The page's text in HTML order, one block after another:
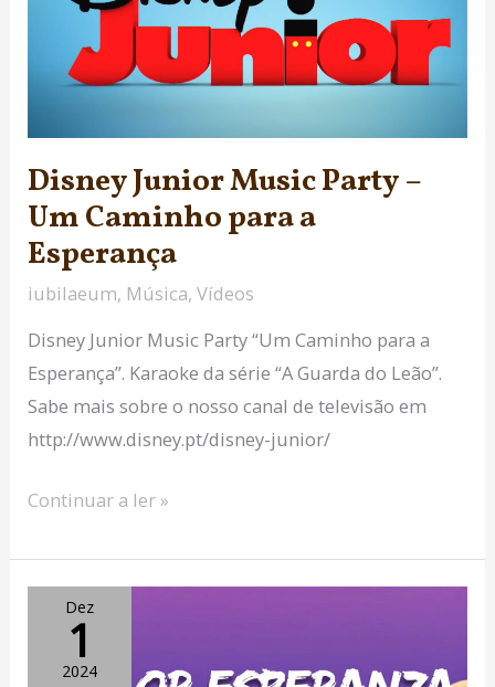
Disney Junior Music Party –
Um Caminho para a
Esperança
iubilaeum, Música,Vídeos
Disney Junior Music Party “Um Caminho para a
Esperança”. Karaoke da série “A Guarda do Leão”.
Sabe mais sobre o nosso canal de televisão em
http://www.disney.pt/disney-junior/
Party
para
a
Esperança
Continuar a ler »
Dez
1
2024
Color
Esperanza